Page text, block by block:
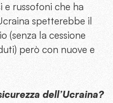
russofoni che ha
spetterebbe il
(senza la cessione
però con nuove e
dell’Ucraina?